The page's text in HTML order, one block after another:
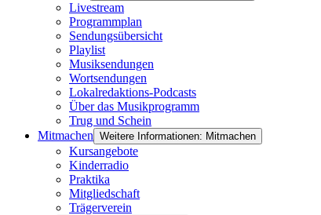
Livestream
Programmplan
Sendungsübersicht
Playlist
Musiksendungen
Wortsendungen
Lokalredaktions-Podcasts
Über das Musikprogramm
Trug und Schein
Mitmachen Weitere Informationen: Mitmachen
Kursangebote
Kinderradio
Praktika
Mitgliedschaft
Trägerverein